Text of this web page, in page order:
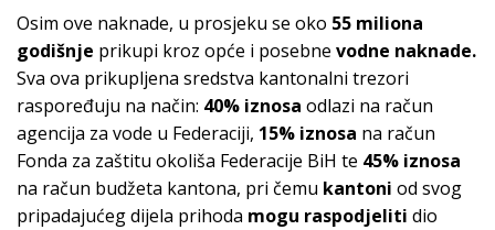
Osim ove naknade, u prosjeku se oko 55 miliona
godišnje prikupi kroz opće i posebne vodne naknade.
Sva ova prikupljena sredstva kantonalni trezori
raspoređuju na način: 40% iznosa odlazi na račun
agencija za vode u Federaciji, 15% iznosa na račun
Fonda za zaštitu okoliša Federacije BiH te 45% iznosa
na račun budžeta kantona, pri čemu kantoni od svog
pripadajućeg dijela prihoda mogu raspodjeliti dio